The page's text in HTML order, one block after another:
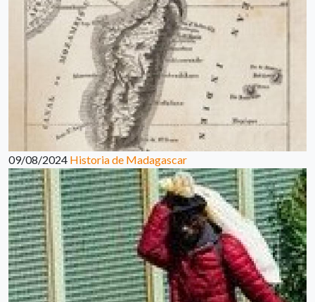
09/08/2024 Historia de Madagascar